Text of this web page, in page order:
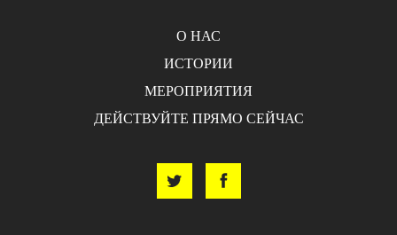
О НАС
ИСТОРИИ
МЕРОПРИЯТИЯ
ДЕЙСТВУЙТЕ ПРЯМО СЕЙЧАС